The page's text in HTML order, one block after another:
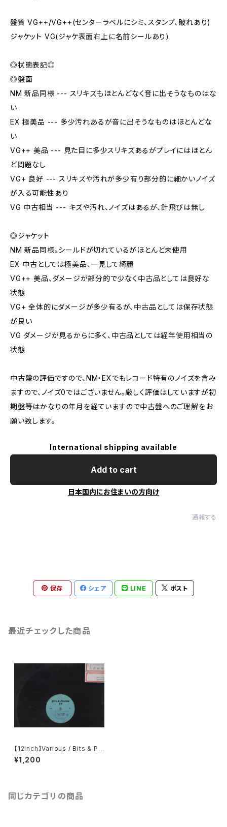
盤質 VG++/VG++(センターラベルにシミ、スタンプ、破れあり)
ジャケット VG(ジャケ表面右上に名前シールあり)
◎状態表記◎
◎盤面
NM 新品同様 --- スリキズもほとんどなく音に出そうなものはな
い
EX 極美品 --- 多少汚れあるが音に出そうなものはほとんどな
い
VG++ 美品 --- 見た目に多少スリキズあるがプレイにはほとん
ど問題なし
VG+ 良好 --- スリキズや汚れが多少有り部分的に細かいノイズ
が入る可能性あり
VG 中古相当 --- キズや汚れ、ノイズはあるが、針飛びは無し
◎ジャケット
NM 新品同様。シールドが切れているがほとんど未使用
EX 中古としては極美品、一見して綺麗
VG++ 美品、ダメージが部分的で少なく中古品としては良好な
状態
VG+ 全体的にダメージが多少有るが、中古品としては保存状態
が良い
VG ダメージが見るからに多く、中古品としては経年使用相当の
状態
中古盤の評価ですので、NM・EXでもレコード特有のノイズを含み
ますので、ノイズ0ではございません。厳しく評価はしていますが初
期盤等はかなりの年月を経ていますので中古盤へのご理解をお
願い致します。
International shipping available
Add to cart
日本国内にお住まいの方向け
通報する
保存 シェア LINE ポスト
最近チェックした商品
【12inch】Various / Bits & Pi
eces 89
¥1,200
同じカテゴリの商品